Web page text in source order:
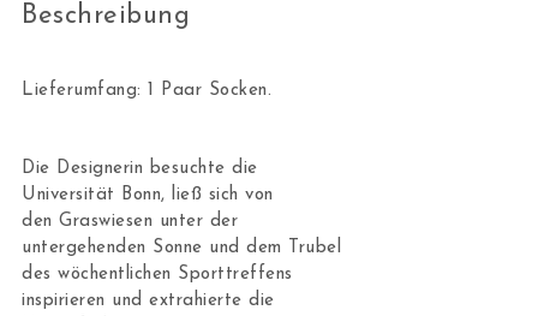
Beschreibung
Lieferumfang: 1 Paar Socken.
Die Designerin besuchte die
Universität Bonn, ließ sich von
den Graswiesen unter der
untergehenden Sonne und dem Trubel
des wöchentlichen Sporttreffens
inspirieren und extrahierte die